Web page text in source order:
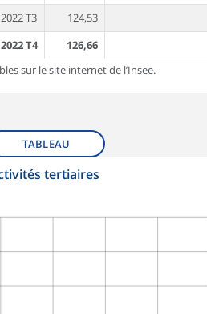
2022 T3
124,53
2022 T4
126,66
sur le site internet de l’Insee.
TABLEAU
tertiaires